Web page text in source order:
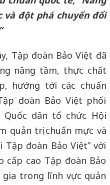
đột phá chuyển đổi
Tập đoàn Bảo Việt đã
nâng tầm, thực chất
hướng tới các chuẩn
đoàn Bảo Việt phối
dân tổ chức Hội
quản trị chuẩn mực và
đoàn Bảo Việt” với
cấp cao Tập đoàn Bảo
gia trong lĩnh vực quản